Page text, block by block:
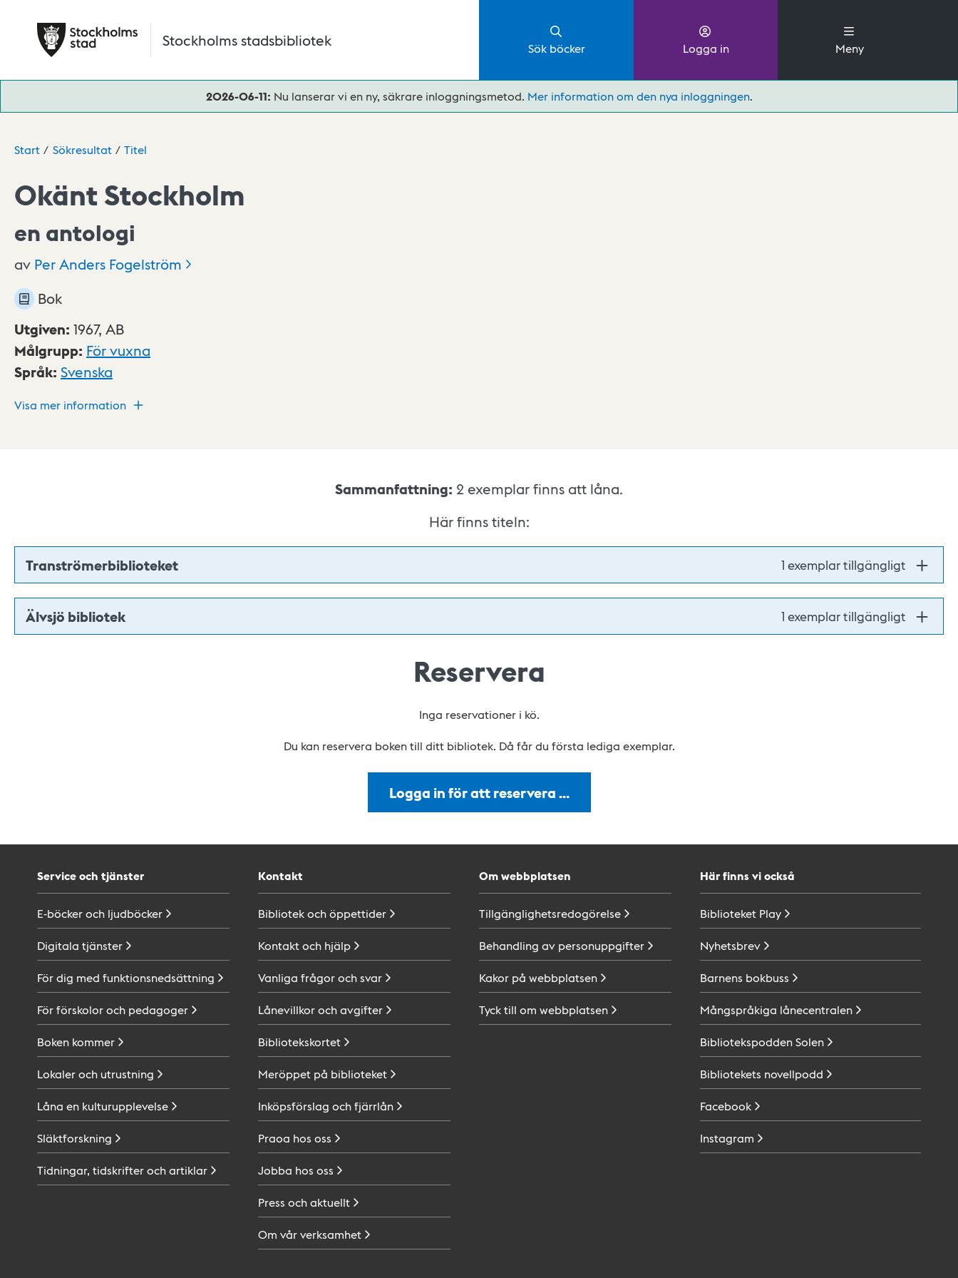
Stockholms stadsbibliotek Sök böcker Logga in Meny
2026-06-11: Nu lanserar vi en ny, säkrare inloggningsmetod. Mer information om den nya inloggningen.
Start Sökresultat Titel
Okänt Stockholm
en antologi
av Per Anders Fogelström
Bok
Utgiven: 1967, AB
Målgrupp: För vuxna
Språk: Svenska
Visa mer information
Sammanfattning: 2 exemplar finns att låna.
Här finns titeln:
Tranströmerbiblioteket 1 exemplar tillgängligt
Älvsjö bibliotek 1 exemplar tillgängligt
Reservera
Inga reservationer i kö.
Du kan reservera boken till ditt bibliotek. Då får du första lediga exemplar.
Logga in för att reservera …
Service och tjänster
E-böcker och ljudböcker
Digitala tjänster
För dig med funktionsnedsättning
För förskolor och pedagoger
Boken kommer
Lokaler och utrustning
Låna en kulturupplevelse
Släktforskning
Tidningar, tidskrifter ochartiklar
Kontakt
Bibliotek ochöppettider
Kontakt och hjälp
Vanliga frågor ochsvar
Lånevillkor ochavgifter
Bibliotekskortet
Meröppet på biblioteket
Inköpsförslag ochfjärrlån
Praoa hos oss
Jobba hos oss
Press ochaktuellt
Om vårverksamhet
Om webbplatsen
Tillgänglighetsredogörelse
Behandling av personuppgifter
Kakor på webbplatsen
Tyck till om webbplatsen
Här finns vi också
Biblioteket Play
Nyhetsbrev
Barnens bokbuss
Mångspråkiga lånecentralen
BibliotekspoddenSolen
Bibliotekets novellpodd
Facebook
Instagram